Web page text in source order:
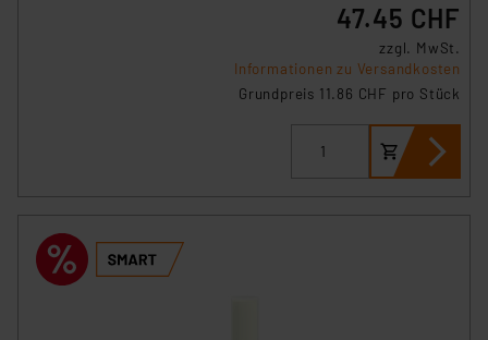
47.45 CHF
zzgl. MwSt.
Informationen zu Versandkosten
Grundpreis 11.86 CHF pro Stück